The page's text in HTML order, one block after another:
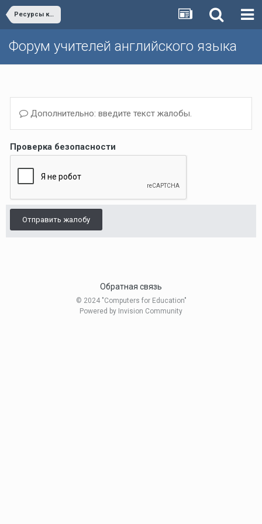
Ресурсы к учебникам Happy English.ru
Форум учителей английского языка
Дополнительно: введите текст жалобы.
Проверка безопасности
Отправить жалобу
Обратная связь
© 2024 "Computers for Education"
Powered by Invision Community